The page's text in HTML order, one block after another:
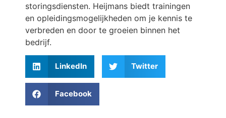
storingsdiensten. Heijmans biedt trainingen
en opleidingsmogelijkheden om je kennis te
verbreden en door te groeien binnen het
bedrijf.
LinkedIn Twitter
Facebook